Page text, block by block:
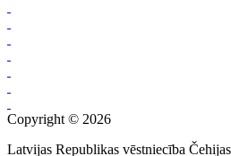
Copyright © 2026
Latvijas Republikas vēstniecība